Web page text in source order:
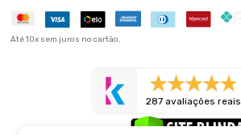
Até 10x sem juros no cartão.
287 avaliações reais